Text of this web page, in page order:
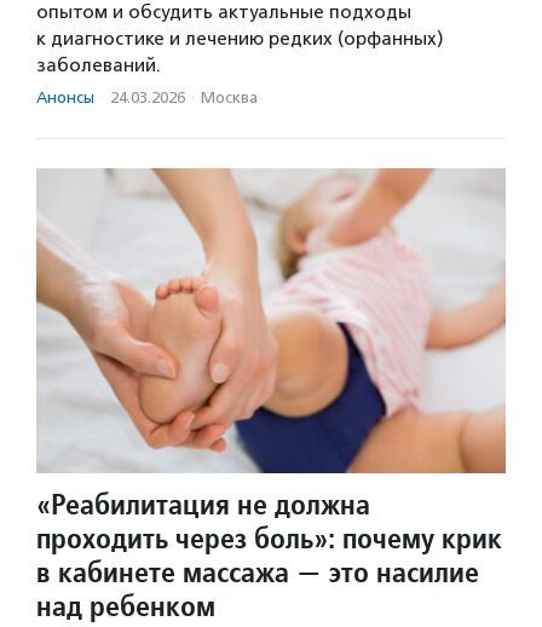
опытом и обсудить актуальные подходы
к диагностике и лечению редких (орфанных)
заболеваний.
Анонсы · 24.03.2026 · Москва
«Реабилитация не должна
проходить через боль»: почему крик
в кабинете массажа — это насилие
над ребенком